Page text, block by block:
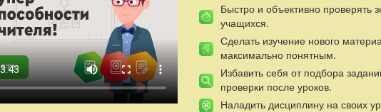
Быстро и объективно проверять
учащихся.
Сделать изучение нового
максимально понятным.
Избавить себя от подбора
проверки после уроков.
Наладить дисциплину на своих